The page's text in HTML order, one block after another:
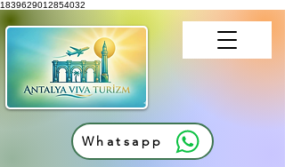
1839629012854032
Whatsapp